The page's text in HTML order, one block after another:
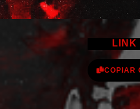
LINK
COPIAR